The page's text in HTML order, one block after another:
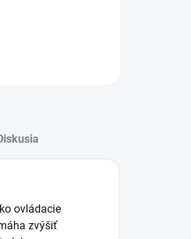
ovládacie
zvýšiť